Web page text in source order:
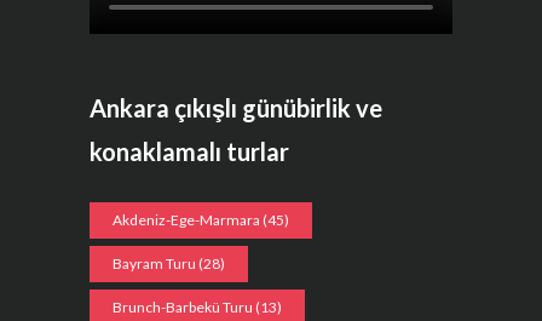
Ankara çıkışlı günübirlik ve
konaklamalı turlar
Akdeniz-Ege-Marmara (45)
Bayram Turu (28)
Brunch-Barbekü Turu (13)